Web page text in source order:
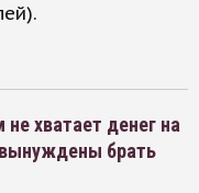
не хватает денег на
брать